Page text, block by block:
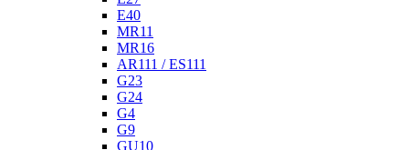
E40
MR11
MR16
AR111 / ES111
G23
G24
G4
G9
GU10